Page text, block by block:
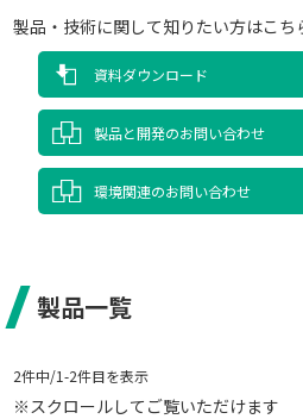
製品・技術に関して知りたい方はこち
資料ダウンロード
製品と開発のお問い合わせ
環境関連のお問い合わせ
製品一覧
2件中/1-2件目を表示
※スクロールしてご覧いただけます